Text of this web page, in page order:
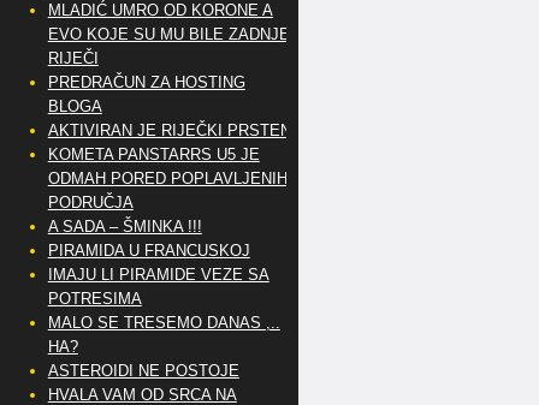
MLADIĆ UMRO OD KORONE A
EVO KOJE SU MU BILE ZADNJE
RIJEČI
PREDRAČUN ZA HOSTING
BLOGA
AKTIVIRAN JE RIJEČKI PRSTEN
KOMETA PANSTARRS U5 JE
ODMAH PORED POPLAVLJENIH
PODRUČJA
A SADA – ŠMINKA !!!
PIRAMIDA U FRANCUSKOJ
IMAJU LI PIRAMIDE VEZE SA
POTRESIMA
MALO SE TRESEMO DANAS ,..
HA?
ASTEROIDI NE POSTOJE
HVALA VAM OD SRCA NA